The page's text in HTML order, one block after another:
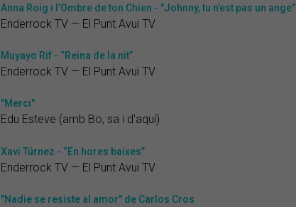
Anna Roig i l’Ombre de ton Chien - "Johnny, tu n’est pas un ange”
Enderrock TV — El Punt Avui TV
Muyayo Rif - “Reina de la nit”
Enderrock TV — El Punt Avui TV
"Merci"
Edu Esteve (amb Bo, sa i d'aquí)
Xavi Túrnez - “En hores baixes”
Enderrock TV — El Punt Avui TV
"Nadie se resiste al amor" de Carlos Cros